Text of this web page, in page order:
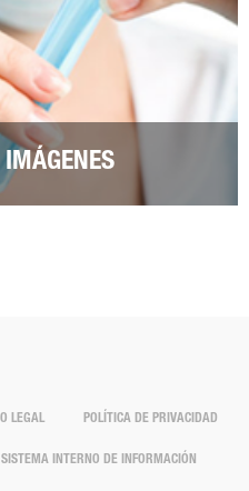
LEGAL POLÍTICA DE PRIVACIDAD
SISTEMA INTERNO DE INFORMACIÓN